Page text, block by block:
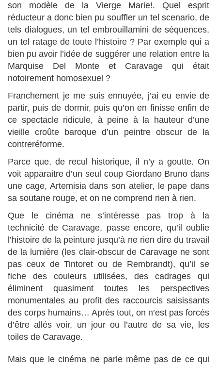
son modèle de la Vierge Marie!. Quel esprit
réducteur a donc bien pu souffler un tel scenario, de
tels dialogues, un tel embrouillamini de séquences,
un tel ratage de toute l’histoire ? Par exemple qui a
bien pu avoir l’idée de suggérer une relation entre la
Marquise Del Monte et Caravage qui était
notoirement homosexuel ?
Franchement je me suis ennuyée, j’ai eu envie de
partir, puis de dormir, puis qu’on en finisse enfin de
ce spectacle ridicule, à peine à la hauteur d’une
vieille croûte baroque d’un peintre obscur de la
contreréforme.
Parce que, de recul historique, il n’y a goutte. On
voit apparaitre d’un seul coup Giordano Bruno dans
une cage, Artemisia dans son atelier, le pape dans
sa soutane rouge, et on ne comprend rien à rien.
Que le cinéma ne s’intéresse pas trop à la
technicité de Caravage, passe encore, qu’il oublie
l’histoire de la peinture jusqu’à ne rien dire du travail
de la lumière (les clair-obscur de Caravage ne sont
pas ceux de Tintoret ou de Rembrandt), qu’il se
fiche des couleurs utilisées, des cadrages qui
éliminent quasiment toutes les perspectives
monumentales au profit des raccourcis saisissants
des corps humains… Après tout, on n’est pas forcés
d’être allés voir, un jour ou l’autre de sa vie, les
toiles de Caravage.
Mais que le cinéma ne parle même pas de ce qui